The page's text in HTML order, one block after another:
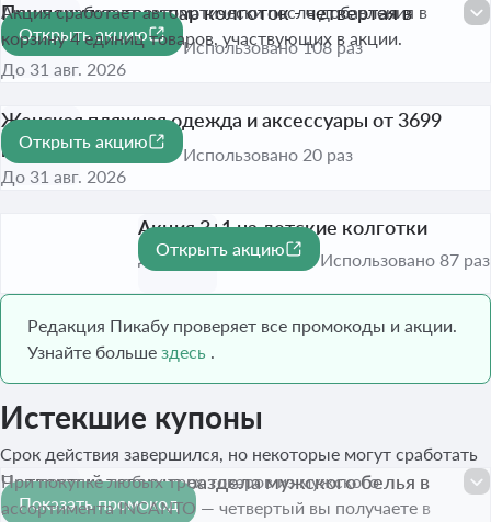
При покупке трех пар колготок - четвертая в
подарок
До 31 авг. 2026
Акция сработает автоматически после добавления в
корзину 4 единиц товаров, участвующих в акции.
Открыть акцию
Использовано 108 раз
Женская пляжная одежда и аксессуары от 3699
рублей
До 31 авг. 2026
Открыть акцию
Использовано 20 раз
Акция 3+1 на детские колготки
До 31 авг. 2026
Открыть акцию
Использовано 87 раз
Редакция Пикабу проверяет все промокоды и акции.
Узнайте больше здесь .
Истекшие купоны
Срок действия завершился, но некоторые могут сработать
Четвертый товар из раздела мужского белья в
подарок
При покупке любых трех товаров из мужского
ассортимента INCANTO — четвертый вы получаете в
Показать промокод